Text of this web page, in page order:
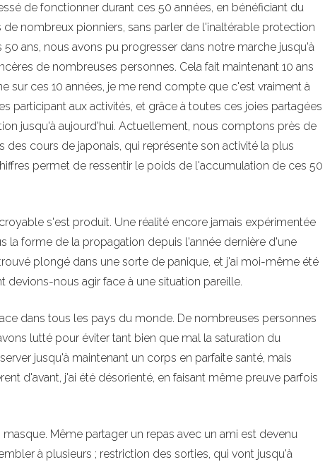
de fonctionner durant ces 50 années, en bénéficiant du
de nombreux pionniers, sans parler de l'inaltérable protection
50 ans, nous avons pu progresser dans notre marche jusqu'à
de nombreuses personnes. Cela fait maintenant 10 ans
sur ces 10 années, je me rend compte que c'est vraiment à
participant aux activités, et grâce à toutes ces joies partagées
jusqu'à aujourd'hui. Actuellement, nous comptons près de
cours de japonais, qui représente son activité la plus
permet de ressentir le poids de l'accumulation de ces 50
s'est produit. Une réalité encore jamais expérimentée
la forme de la propagation depuis l'année dernière d'une
plongé dans une sorte de panique, et j'ai moi-même été
nous agir face à une situation pareille.
dans tous les pays du monde. De nombreuses personnes
lutté pour éviter tant bien que mal la saturation du
jusqu'à maintenant un corps en parfaite santé, mais
d'avant, j'ai été désorienté, en faisant même preuve parfois
Même partager un repas avec un ami est devenu
à plusieurs ; restriction des sorties, qui vont jusqu'à